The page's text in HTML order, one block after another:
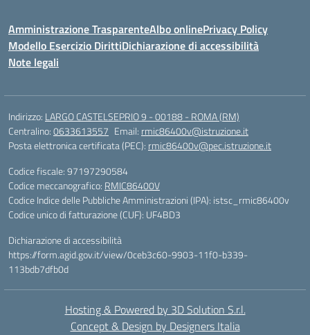
Amministrazione TrasparenteAlbo onlinePrivacy Policy
Modello Esercizio DirittiDichiarazione di accessibilità
Note legali
Indirizzo: LARGO CASTELSEPRIO 9 - 00188 - ROMA (RM)
Centralino:0633613557 Email: rmic86400v@istruzione.it
Posta elettronica certificata (PEC): rmic86400v@pec.istruzione.it
Codice fiscale: 97197290584
Codice meccanografico: RMIC86400V
Codice Indice delle Pubbliche Amministrazioni (IPA): istsc_rmic86400v
Codice unico di fatturazione (CUF): UF4BD3
Dichiarazione di accessibilità
https://form.agid.gov.it/view/0ceb3c60-9903-11f0-b339-
113bdb7dfb0d
Hosting & Powered by 3D Solution S.r.l.
Concept & Design by Designers Italia